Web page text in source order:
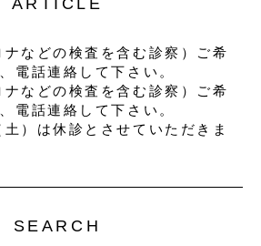
などの検査を含む診察）ご希
電話連絡して下さい。
などの検査を含む診察）ご希
電話連絡して下さい。
土）は休診とさせていただきま
SEARCH